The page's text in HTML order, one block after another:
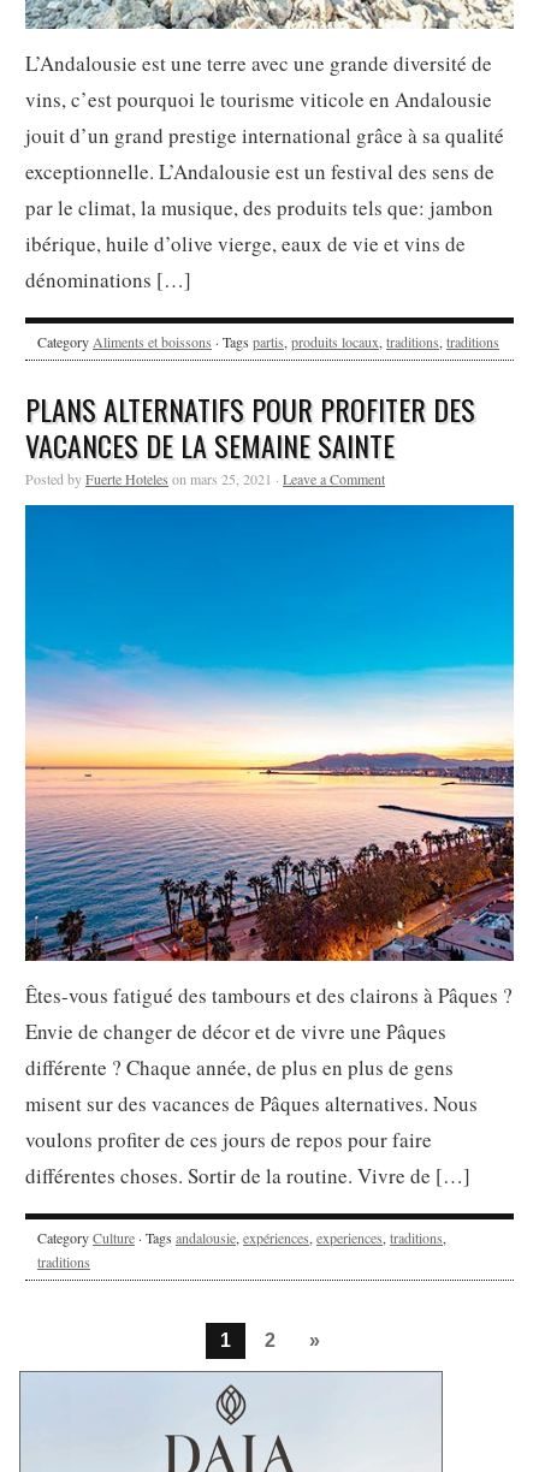
L’Andalousie est une terre avec une grande diversité de
vins, c’est pourquoi le tourisme viticole en Andalousie
jouit d’un grand prestige international grâce à sa qualité
exceptionnelle. L’Andalousie est un festival des sens de
par le climat, la musique, des produits tels que: jambon
ibérique, huile d’olive vierge, eaux de vie et vins de
dénominations […]
CategoryAliments et boissons · Tags partis,produits locaux,traditions,traditions
PLANS ALTERNATIFS POUR PROFITER DES
VACANCES DE LA SEMAINE SAINTE
Posted byFuerte Hoteles on mars 25, 2021 · Leave a Comment
Êtes-vous fatigué des tambours et des clairons à Pâques ?
Envie de changer de décor et de vivre une Pâques
différente ? Chaque année, de plus en plus de gens
misent sur des vacances de Pâques alternatives. Nous
voulons profiter de ces jours de repos pour faire
différentes choses. Sortir de la routine. Vivre de […]
CategoryCulture · Tags andalousie,expériences,experiences,traditions,
traditions
1 2 »